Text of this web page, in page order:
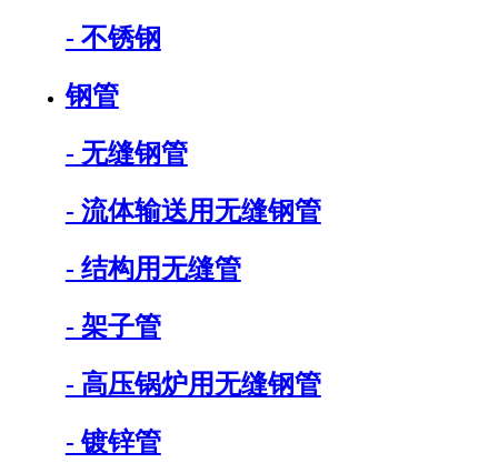
- 不锈钢
钢管
- 无缝钢管
- 流体输送用无缝钢管
- 结构用无缝管
- 架子管
- 高压锅炉用无缝钢管
- 镀锌管